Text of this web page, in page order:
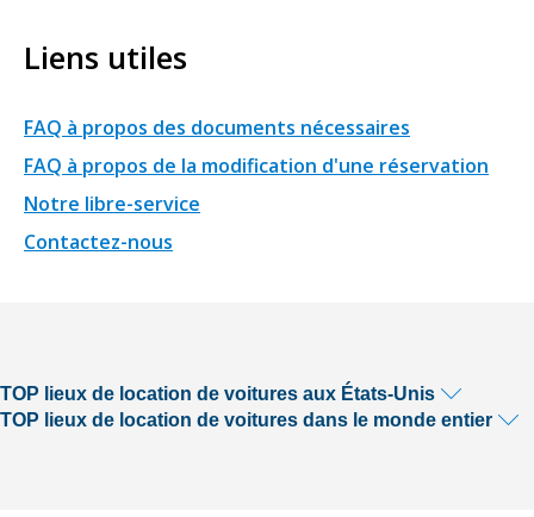
Liens utiles
FAQ à propos des documents nécessaires
FAQ à propos de la modification d'une réservation
Notre libre-service
Contactez-nous
TOP lieux de location de voitures aux États-Unis
TOP lieux de location de voitures dans le monde entier